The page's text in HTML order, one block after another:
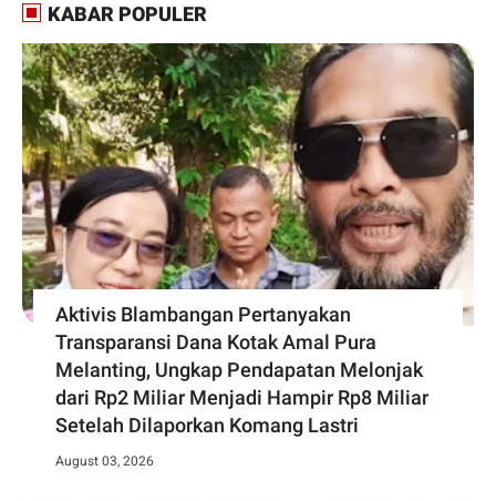
KABAR POPULER
Aktivis Blambangan Pertanyakan
Transparansi Dana Kotak Amal Pura
Melanting, Ungkap Pendapatan Melonjak
dari Rp2 Miliar Menjadi Hampir Rp8 Miliar
Setelah Dilaporkan Komang Lastri
August 03, 2026